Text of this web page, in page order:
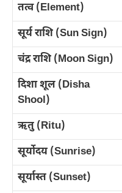
तत्व (Element)
सूर्य राशि (Sun Sign)
चंद्र राशि (Moon Sign)
दिशा शूल (Disha
Shool)
ऋतु (Ritu)
सूर्योदय (Sunrise)
सूर्यास्त (Sunset)